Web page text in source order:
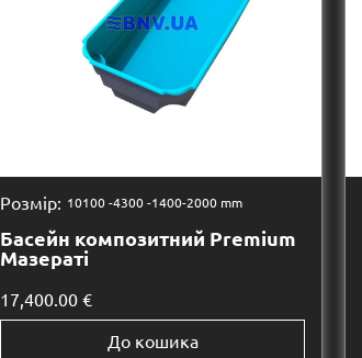
Розмір: 10100 -4300 -1400-2000 mm
Басейн композитний Premium
Мазераті
17,400.00 €
До кошика